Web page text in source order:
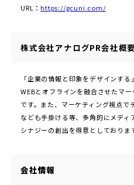
URL：https://gcuni.com/
株式会社アナログPR会社概要
「企業の情報と印象をデザインす
WEBとオフラインを融合させたマ
です。また、マーケティング視点
なども手掛ける等、多角的にメデ
シナジーの創出を得意としておりま
会社情報